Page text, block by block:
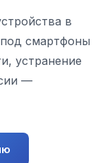
в
под смартфоны
устранение
—